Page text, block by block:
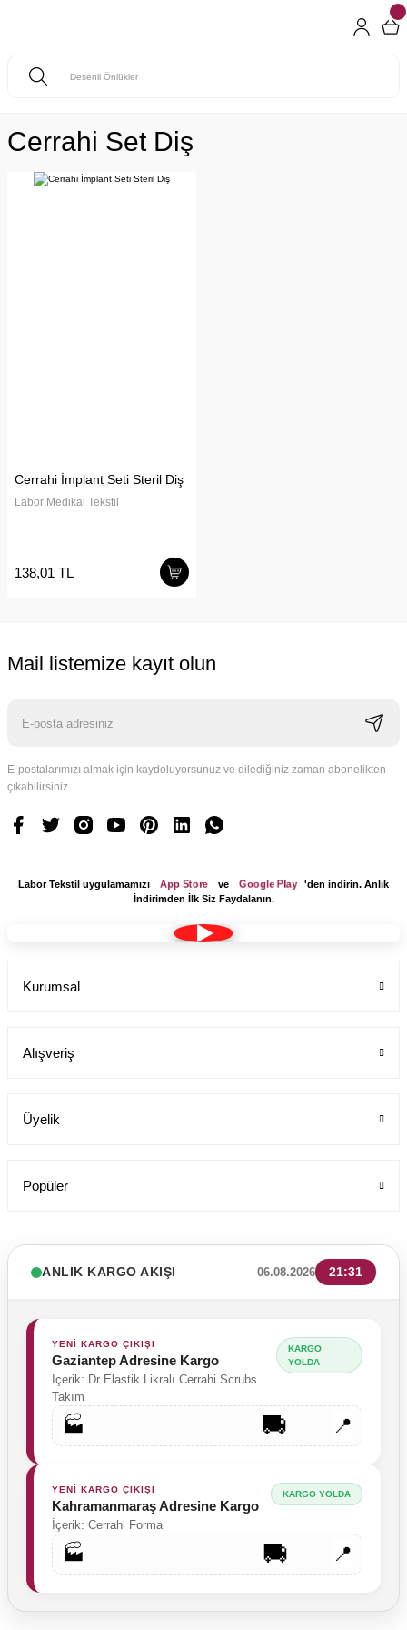
Cerrahi Set Diş
Cerrahi İmplant Seti Steril Diş
Labor Medikal Tekstil
138,01 TL
Mail listemize kayıt olun
E-postalarımızı almak için kaydoluyorsunuz ve dilediğiniz zaman abonelikten
çıkabilirsiniz.
Labor Tekstil uygulamamızı App Store ve Google Play 'den indirin. Anlık
İndirimden İlk Siz Faydalanın.
Kurumsal
Alışveriş
Üyelik
Popüler
ANLIK KARGO AKIŞI 06.08.2026 21:31
YENİ KARGO ÇIKIŞI
Gaziantep Adresine Kargo
İçerik: Dr Elastik Likralı Cerrahi Scrubs
Takım
KARGO
YOLDA
🏭 🚚 📍
YENİ KARGO ÇIKIŞI
Kahramanmaraş Adresine Kargo
İçerik: Cerrahi Forma
KARGO YOLDA
🏭 🚚 📍